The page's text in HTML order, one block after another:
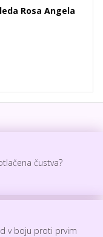
Rosa Angela
čustva?
v boju proti prvim